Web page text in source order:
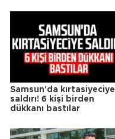
Samsun'da kırtasiyeciye
saldırı! 6 kişi birden
dükkanı bastılar